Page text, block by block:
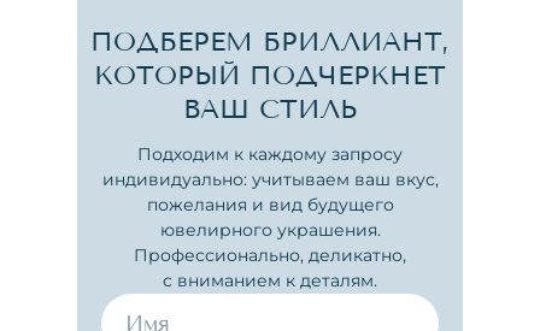
Подходим к каждому запросу
индивидуально: учитываем ваш вкус,
пожелания и вид будущего
ювелирного украшения.
Профессионально, деликатно,
с вниманием к деталям.
ПОДБЕРЕМ БРИЛЛИАНТ,
КОТОРЫЙ ПОДЧЕРКНЕТ
ВАШ СТИЛЬ